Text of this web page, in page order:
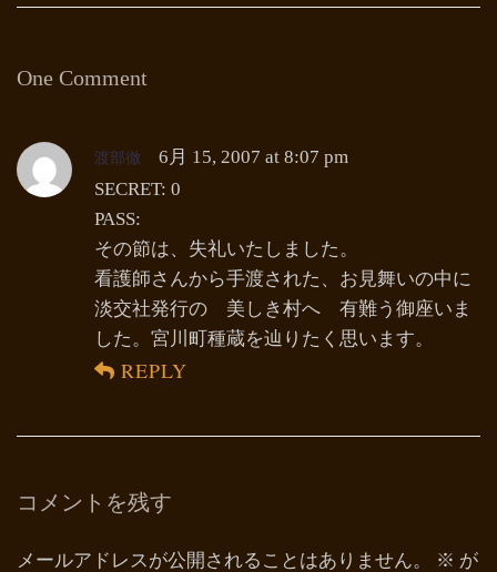
One Comment
渡部徹
6月 15, 2007 at 8:07 pm
SECRET: 0
PASS:
その節は、失礼いたしました。
看護師さんから手渡された、お見舞いの中に
淡交社発行の 美しき村へ 有難う御座いま
した。宮川町種蔵を辿りたく思います。
REPLY
コメントを残す
メールアドレスが公開されることはありません。 ※ が